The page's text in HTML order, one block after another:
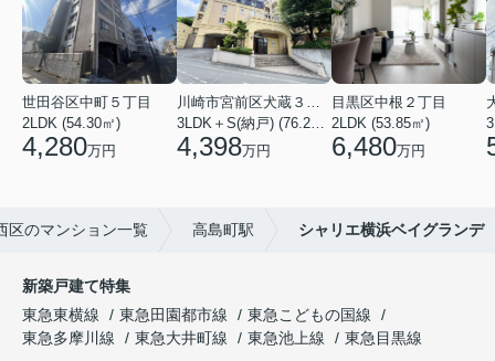
世田谷区中町５丁目
2LDK (54.30㎡)
4,280万円 4,398万円
目黒区中根２丁目
2LDK (53.85㎡)
6,480万円
区のマンション一覧 高島町駅 シャリエ横浜ベイグランデ
新築戸建て特集
東急東横線
東急田園都市線
東急こどもの国線
東急多摩川線
東急大井町線 東急池上線
東急目黒線